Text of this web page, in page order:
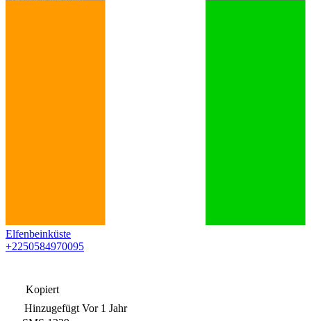
Elfenbeinküste
+2250584970095
Kopiert
Hinzugefügt Vor 1 Jahr